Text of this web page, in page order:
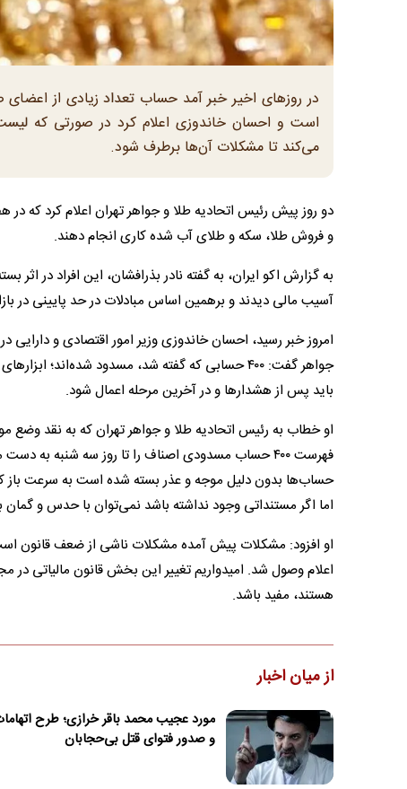
است و احسان خاندوزی اعلام کرد در صورتی که
می‌کند تا مشکلات آن‌ها برطرف شود.
دو روز پیش رئیس اتحادیه طلا و جواهر تهران اعلام کرد که
و فروش طلا، سکه و طلای آب شده کاری انجام دهند.
آسیب مالی دیدند و برهمین اساس مبادلات در حد پایینی در
امروز خبر رسید، احسان خاندوزی وزیر امور اقتصادی و
جواهر گفت: ۴۰۰ حسابی که گفته شد، مسدود
باید پس از هشدار‌ها و در آخرین مرحله اعمال شود.
او خطاب به رئیس اتحادیه طلا و جواهر تهران که به نقد
فهرست ۴۰۰ حساب مسدودی اصناف را تا روز سه شنبه به
حساب‌ها بدون دلیل موجه و عذر بسته شده است به سرعت باز
اما اگر مستنداتی وجود نداشته باشد نمی‌توان با حدس و گمان
او افزود: مشکلات پیش آمده مشکلات ناشی از ضعف قانون
اعلام وصول شد. امیدواریم تغییر این بخش قانون مالیاتی
هستند، مفید باشد.
از میان اخبار
مورد عجیب محمد باقر خرازی؛ طرح
و صدور فتوای قتل بی‌حجابان